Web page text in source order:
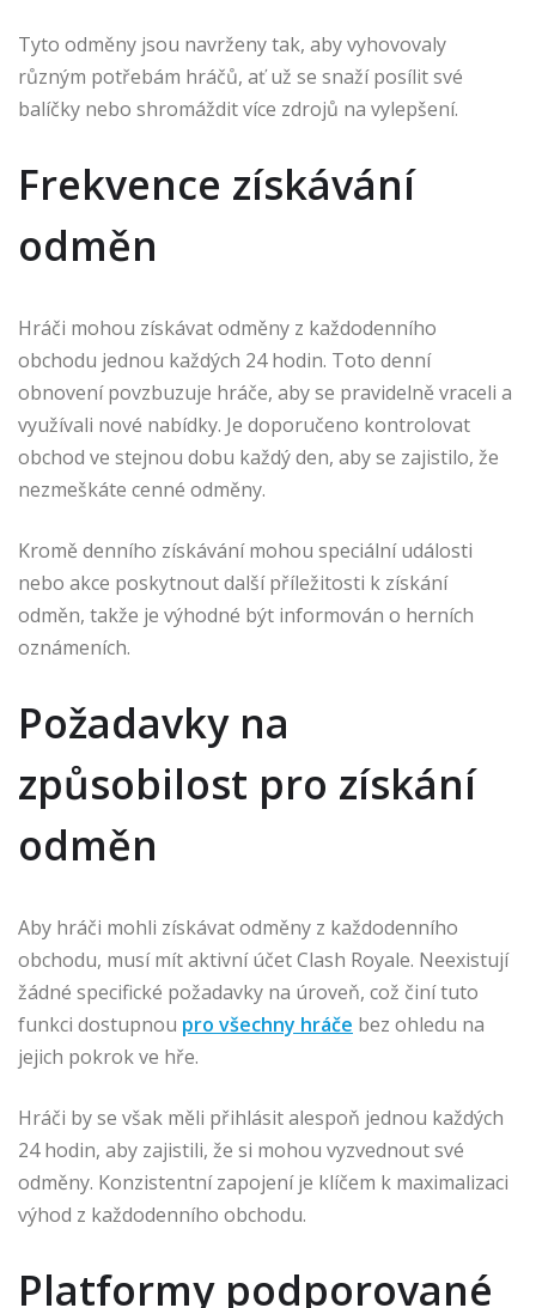
Tyto odměny jsou navrženy tak, aby vyhovovaly
různým potřebám hráčů, ať už se snaží posílit své
balíčky nebo shromáždit více zdrojů na vylepšení.
Frekvence získávání
odměn
Hráči mohou získávat odměny z každodenního
obchodu jednou každých 24 hodin. Toto denní
obnovení povzbuzuje hráče, aby se pravidelně vraceli a
využívali nové nabídky. Je doporučeno kontrolovat
obchod ve stejnou dobu každý den, aby se zajistilo, že
nezmeškáte cenné odměny.
Kromě denního získávání mohou speciální události
nebo akce poskytnout další příležitosti k získání
odměn, takže je výhodné být informován o herních
oznámeních.
Požadavky na
způsobilost pro získání
odměn
Aby hráči mohli získávat odměny z každodenního
obchodu, musí mít aktivní účet Clash Royale. Neexistují
žádné specifické požadavky na úroveň, což činí tuto
funkci dostupnou pro všechny hráče bez ohledu na
jejich pokrok ve hře.
Hráči by se však měli přihlásit alespoň jednou každých
24 hodin, aby zajistili, že si mohou vyzvednout své
odměny. Konzistentní zapojení je klíčem k maximalizaci
výhod z každodenního obchodu.
Platformy podporované